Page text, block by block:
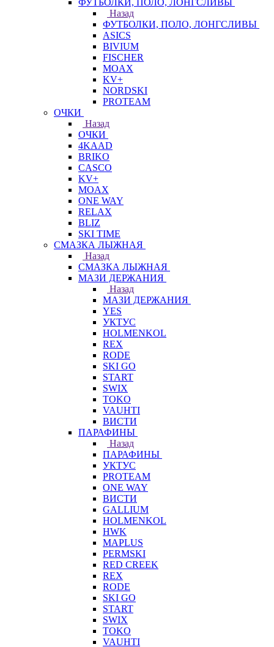
ФУТБОЛКИ, ПОЛО, ЛОНГСЛИВЫ
Назад
ФУТБОЛКИ, ПОЛО, ЛОНГСЛИВЫ
ASICS
BIVIUM
FISCHER
MOAX
KV+
NORDSKI
PROTEAM
ОЧКИ
Назад
ОЧКИ
4KAAD
BRIKO
CASCO
KV+
MOAX
ONE WAY
RELAX
BLIZ
SKI TIME
СМАЗКА ЛЫЖНАЯ
Назад
СМАЗКА ЛЫЖНАЯ
МАЗИ ДЕРЖАНИЯ
Назад
МАЗИ ДЕРЖАНИЯ
YES
УКТУС
HOLMENKOL
REX
RODE
SKI GO
START
SWIX
TOKO
VAUHTI
ВИСТИ
ПАРАФИНЫ
Назад
ПАРАФИНЫ
УКТУС
PROTEAM
ONE WAY
ВИСТИ
GALLIUM
HOLMENKOL
HWK
MAPLUS
PERMSKI
RED CREEK
REX
RODE
SKI GO
START
SWIX
TOKO
VAUHTI